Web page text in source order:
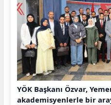
YÖK Başkanı Özvar,
akademisyenlerle bir